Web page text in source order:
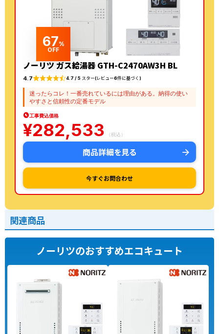
67%
OFF
ノーリツ ガス給湯器 GTH-C2470AW3H BL
4.7 4.7 / 5 スター(レビュー6件に基づく)
迷ったらコレ！一番売れているには理由がある。納得の使い
やすさと信頼性の定番モデル
工事費込価格
¥282,533 （税込）
商品詳細を見る
今すぐお問合わせ
関連商品
ノーリツのおすすめエコキュート